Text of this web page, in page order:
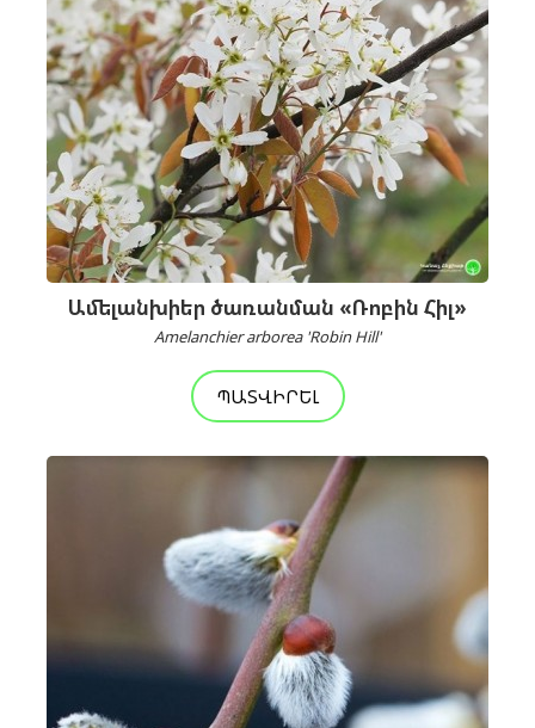
Ամելանխիեր ծառանման «Ռոբին Հիլ»
Amelanchier arborea 'Robin Hill'
ՊԱՏՎԻՐԵԼ